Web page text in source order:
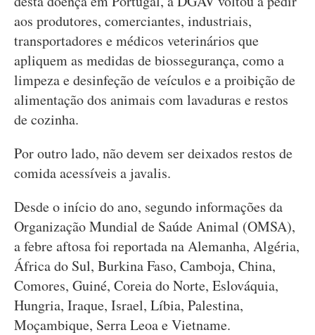
aos produtores, comerciantes, industriais,
transportadores e médicos veterinários que
apliquem as medidas de biossegurança, como a
limpeza e desinfeção de veículos e a proibição de
alimentação dos animais com lavaduras e restos
de cozinha.
Por outro lado, não devem ser deixados restos de
comida acessíveis a javalis.
Desde o início do ano, segundo informações da
Organização Mundial de Saúde Animal (OMSA),
a febre aftosa foi reportada na Alemanha, Algéria,
África do Sul, Burkina Faso, Camboja, China,
Comores, Guiné, Coreia do Norte, Eslováquia,
Hungria, Iraque, Israel, Líbia, Palestina,
Moçambique, Serra Leoa e Vietname.